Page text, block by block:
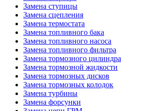
Замена ступицы
Замена сцепления
Замена термостата
Замена топливного бака
Замена топливного насоса
Замена топливного фильтра
Замена тормозного цилиндра
Замена тормозной жидкости
Замена тормозных дисков
Замена тормозных колодок
Замена турбины
Замена форсунки